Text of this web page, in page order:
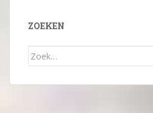
ZOEKEN
Zoek